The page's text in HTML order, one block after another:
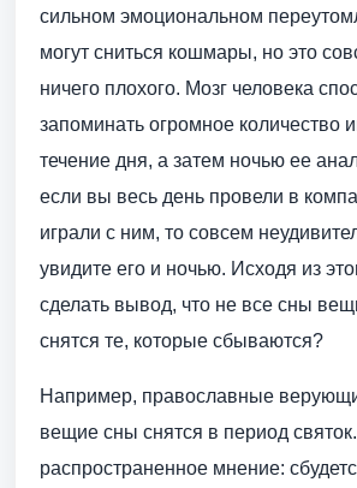
сильном эмоциональном
могут сниться кошмары, но это
ничего плохого. Мозг человека
запоминать огромное количество
течение дня, а затем ночью ее
если вы весь день провели в
играли с ним, то совсем
увидите его и ночью. Исходя из
сделать вывод, что не все сны
снятся те, которые сбываются?
Например, православные
вещие сны снятся в период
распространенное мнение: